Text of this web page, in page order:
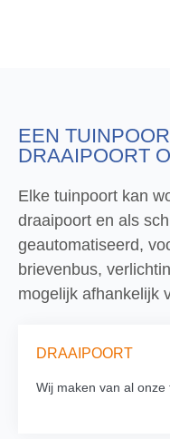
EEN
DRAAIPOORT
Elke tuinpoort kan
draaipoort en als
geautomatiseerd,
brievenbus,
mogelijk afhankelijk
DRAAIPOORT
Wij maken van al